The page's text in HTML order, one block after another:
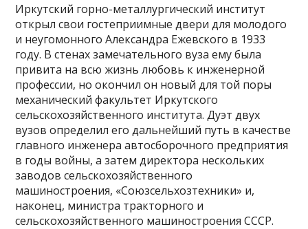
Иркутский горно-металлургический институт
открыл свои гостеприимные двери для молодого
и неугомонного Александра Ежевского в 1933
году. В стенах замечательного вуза ему была
привита на всю жизнь любовь к инженерной
профессии, но окончил он новый для той поры
механический факультет Иркутского
сельскохозяйственного института. Дуэт двух
вузов определил его дальнейший путь в качестве
главного инженера автосборочного предприятия
в годы войны, а затем директора нескольких
заводов сельскохозяйственного
машиностроения, «Союзсельхозтехники» и,
наконец, министра тракторного и
сельскохозяйственного машиностроения СССР.